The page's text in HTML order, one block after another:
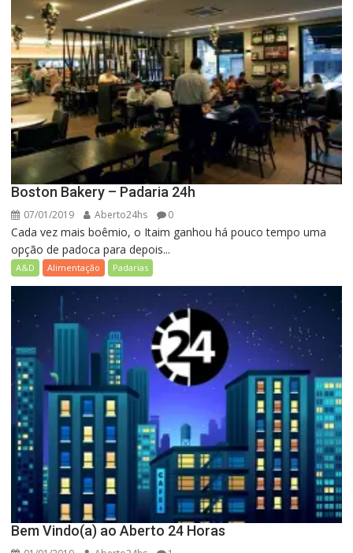
Boston Bakery – Padaria 24h
07/01/2019 Aberto24hs 0
Cada vez mais boêmio, o Itaim ganhou há pouco tempo uma
opção de padoca para depois...
A&D Alimentação Padarias
Bem Vindo(a) ao Aberto 24 Horas